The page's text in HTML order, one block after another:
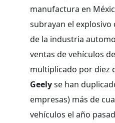
manufactura en
subrayan el
de la industria
ventas de vehículos
multiplicado por diez
Geelyse han
empresas) más de
vehículos el año